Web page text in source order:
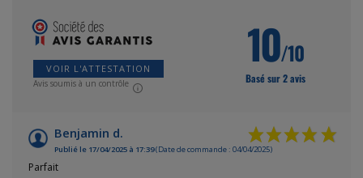
VOIR L'ATTESTATION
Avis soumis à un contrôle
10/10
Basé sur 2 avis
Benjamin d.
Publié le 17/04/2025 à 17:39(Date de commande : 04/04/2025)
Parfait